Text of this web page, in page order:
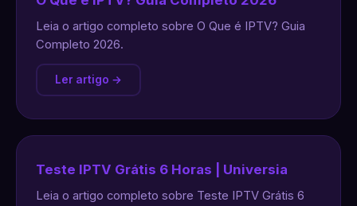
Leia o artigo completo sobre O Que é IPTV? Guia
Completo 2026.
Ler artigo →
Teste IPTV Grátis 6 Horas | Universia
Leia o artigo completo sobre Teste IPTV Grátis 6